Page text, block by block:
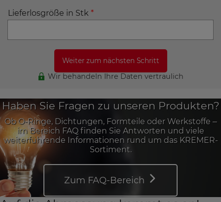
Lieferlosgröße in Stk *
Wir behandeln Ihre Daten vertraulich
Haben Sie Fragen zu unseren Produkten?
Ob O-Ringe, Dichtungen, Formteile oder Werkstoffe –
im Bereich FAQ finden Sie Antworten und viele
weiterführende Informationen rund um das KREMER-
Sortiment.
Zum FAQ-Bereich